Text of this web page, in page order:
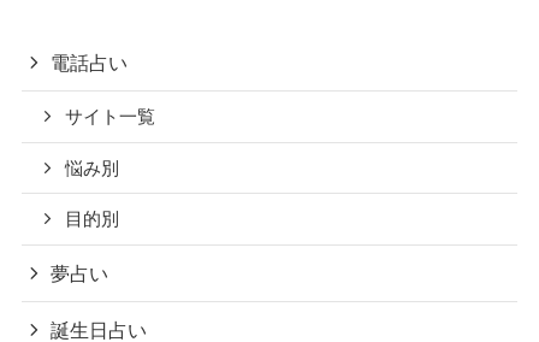
電話占い
サイト一覧
悩み別
目的別
夢占い
誕生日占い